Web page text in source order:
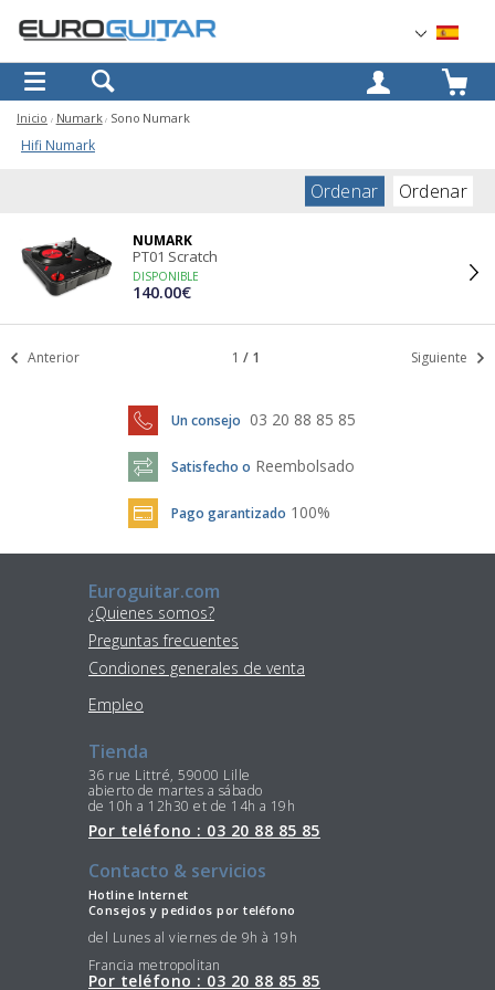
OK
Inicio Numark Sono Numark
Hifi Numark
Ordenar Ordenar
NUMARK
PT01 Scratch
DISPONIBLE
140.00€
Anterior 1 / 1 Siguiente
Un consejo 03 20 88 85 85
Satisfecho o Reembolsado
Pago garantizado 100%
Euroguitar.com
¿Quienes somos?
Preguntas frecuentes
Condiones generales de venta
Empleo
Tienda
36 rue Littré, 59000 Lille
abierto de martes a sábado
de 10h a 12h30 et de 14h a 19h
Por teléfono : 03 20 88 85 85
Contacto & servicios
Hotline Internet
Consejos y pedidos por teléfono
del Lunes al viernes de 9h à 19h
Francia metropolitan
Por teléfono : 03 20 88 85 85